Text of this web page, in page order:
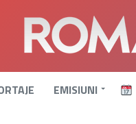
EMISIUNI